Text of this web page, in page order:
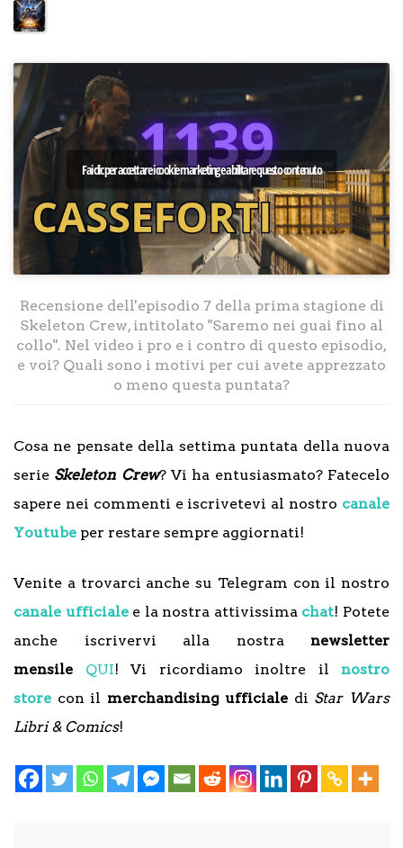
Fai clic per accettare i cookie marketing e abilitare questo contenuto
Recensione dell'episodio 7 della prima stagione di
Skeleton Crew, intitolato "Saremo nei guai fino al
collo". Nel video i pro e i contro di questo episodio,
e voi? Quali sono i motivi per cui avete apprezzato
o meno questa puntata?
Cosa ne pensate della settima puntata della nuova
serie Skeleton Crew? Vi ha entusiasmato? Fatecelo
sapere nei commenti e iscrivetevi al nostro canale
Youtube per restare sempre aggiornati!
Venite a trovarci anche su Telegram con il nostro
canale ufficialee la nostra attivissima chat! Potete
anche iscrivervi alla nostra newsletter
mensile
QUI! Vi ricordiamo inoltre il nostro
store con il merchandising ufficiale di Star Wars
Libri & Comics!